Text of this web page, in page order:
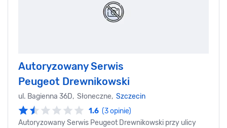
Autoryzowany Serwis
Peugeot Drewnikowski
ul. Bagienna 36D, Słoneczne, Szczecin
1.6 (3 opinie)
Autoryzowany Serwis Peugeot Drewnikowski przy ulicy